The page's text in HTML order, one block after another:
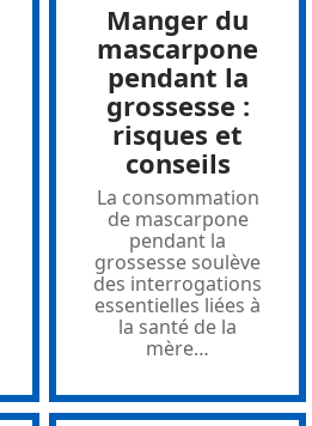
Manger du
mascarpone
pendant la
grossesse :
risques et
conseils
La consommation
de mascarpone
pendant la
grossesse soulève
des interrogations
essentielles liées à
la santé de la
mère…